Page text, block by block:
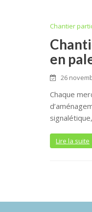
Chantier
en
26
Chaque
Lire la suite